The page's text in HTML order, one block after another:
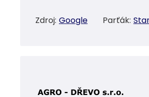
Zdroj: Google Parťák: